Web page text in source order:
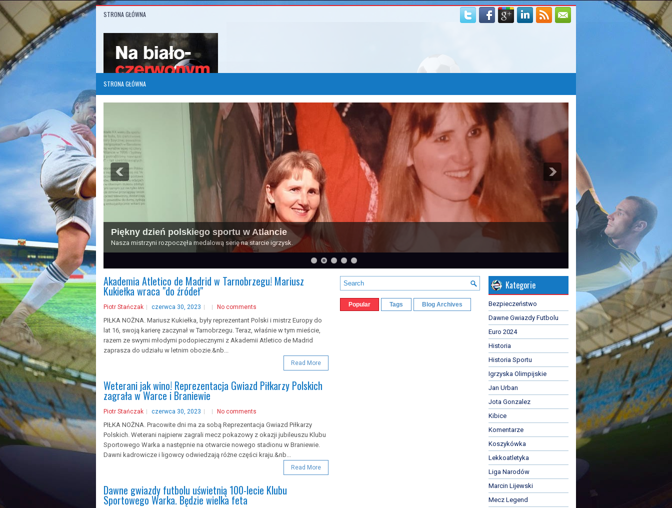
STRONA GŁÓWNA
STRONA GŁÓWNA
Piękny dzień polskiego sportu w Atlancie
Nasza mistrzyni rozpoczęła medalową serię na starcie igrzysk.
1 2 3 4
Akademia Atletico de Madrid w Tarnobrzegu! Mariusz
Kukiełka wraca "do źródeł"
Piotr Stańczak czerwca 30, 2023 No comments
PIŁKA NOŻNA. Mariusz Kukiełka, były reprezentant Polski i mistrz Europy do
lat 16, swoją karierę zaczynał w Tarnobrzegu. Teraz, właśnie w tym mieście,
razem ze swymi młodymi podopiecznymi z Akademii Atletico de Madrid
zaprasza do udziału w letnim obozie.&nb...
Read More
Weterani jak wino! Reprezentacja Gwiazd Piłkarzy Polskich
zagrała w Warce i Braniewie
Piotr Stańczak czerwca 30, 2023 No comments
PIŁKA NOŻNA. Pracowite dni ma za sobą Reprezentacja Gwiazd Piłkarzy
Polskich. Weterani najpierw zagrali mecz pokazowy z okazji jubileuszu Klubu
Sportowego Warka a następnie na otwarcie nowego stadionu w Braniewie.
Dawni kadrowicze i ligowcy odwiedzają różne części kraju.&nb...
Read More
Dawne gwiazdy futbolu uświetnią 100-lecie Klubu
Sportowego Warka. Będzie wielka feta
Popular Tags Blog Archives
Kategorie
Bezpieczeństwo
Dawne Gwiazdy Futbolu
Euro 2024
Historia
Historia Sportu
Igrzyska Olimpijskie
Jan Urban
Jota Gonzalez
Kibice
Komentarze
Koszykówka
Lekkoatletyka
Liga Narodów
Marcin Lijewski
Mecz Legend